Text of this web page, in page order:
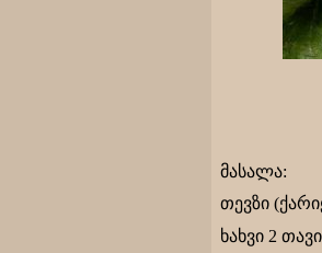
მასალა:
თევზი
ხახვი 2 თავი